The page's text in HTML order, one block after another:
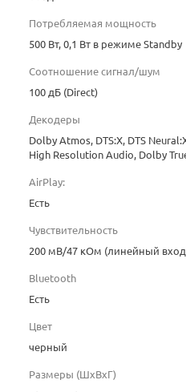
Потребляемая мощность
500 Вт, 0,1 Вт в режиме Standby
Соотношение сигнал/шум
100 дБ (Direct)
Декодеры
Dolby Atmos, DTS:X, DTS
High Resolution Audio, Dolby
AirPlay:
Есть
Чувствительность
200 мВ/47 кОм (линейный
Bluetooth
Есть
Цвет
черный
Размеры (ШхВхГ)